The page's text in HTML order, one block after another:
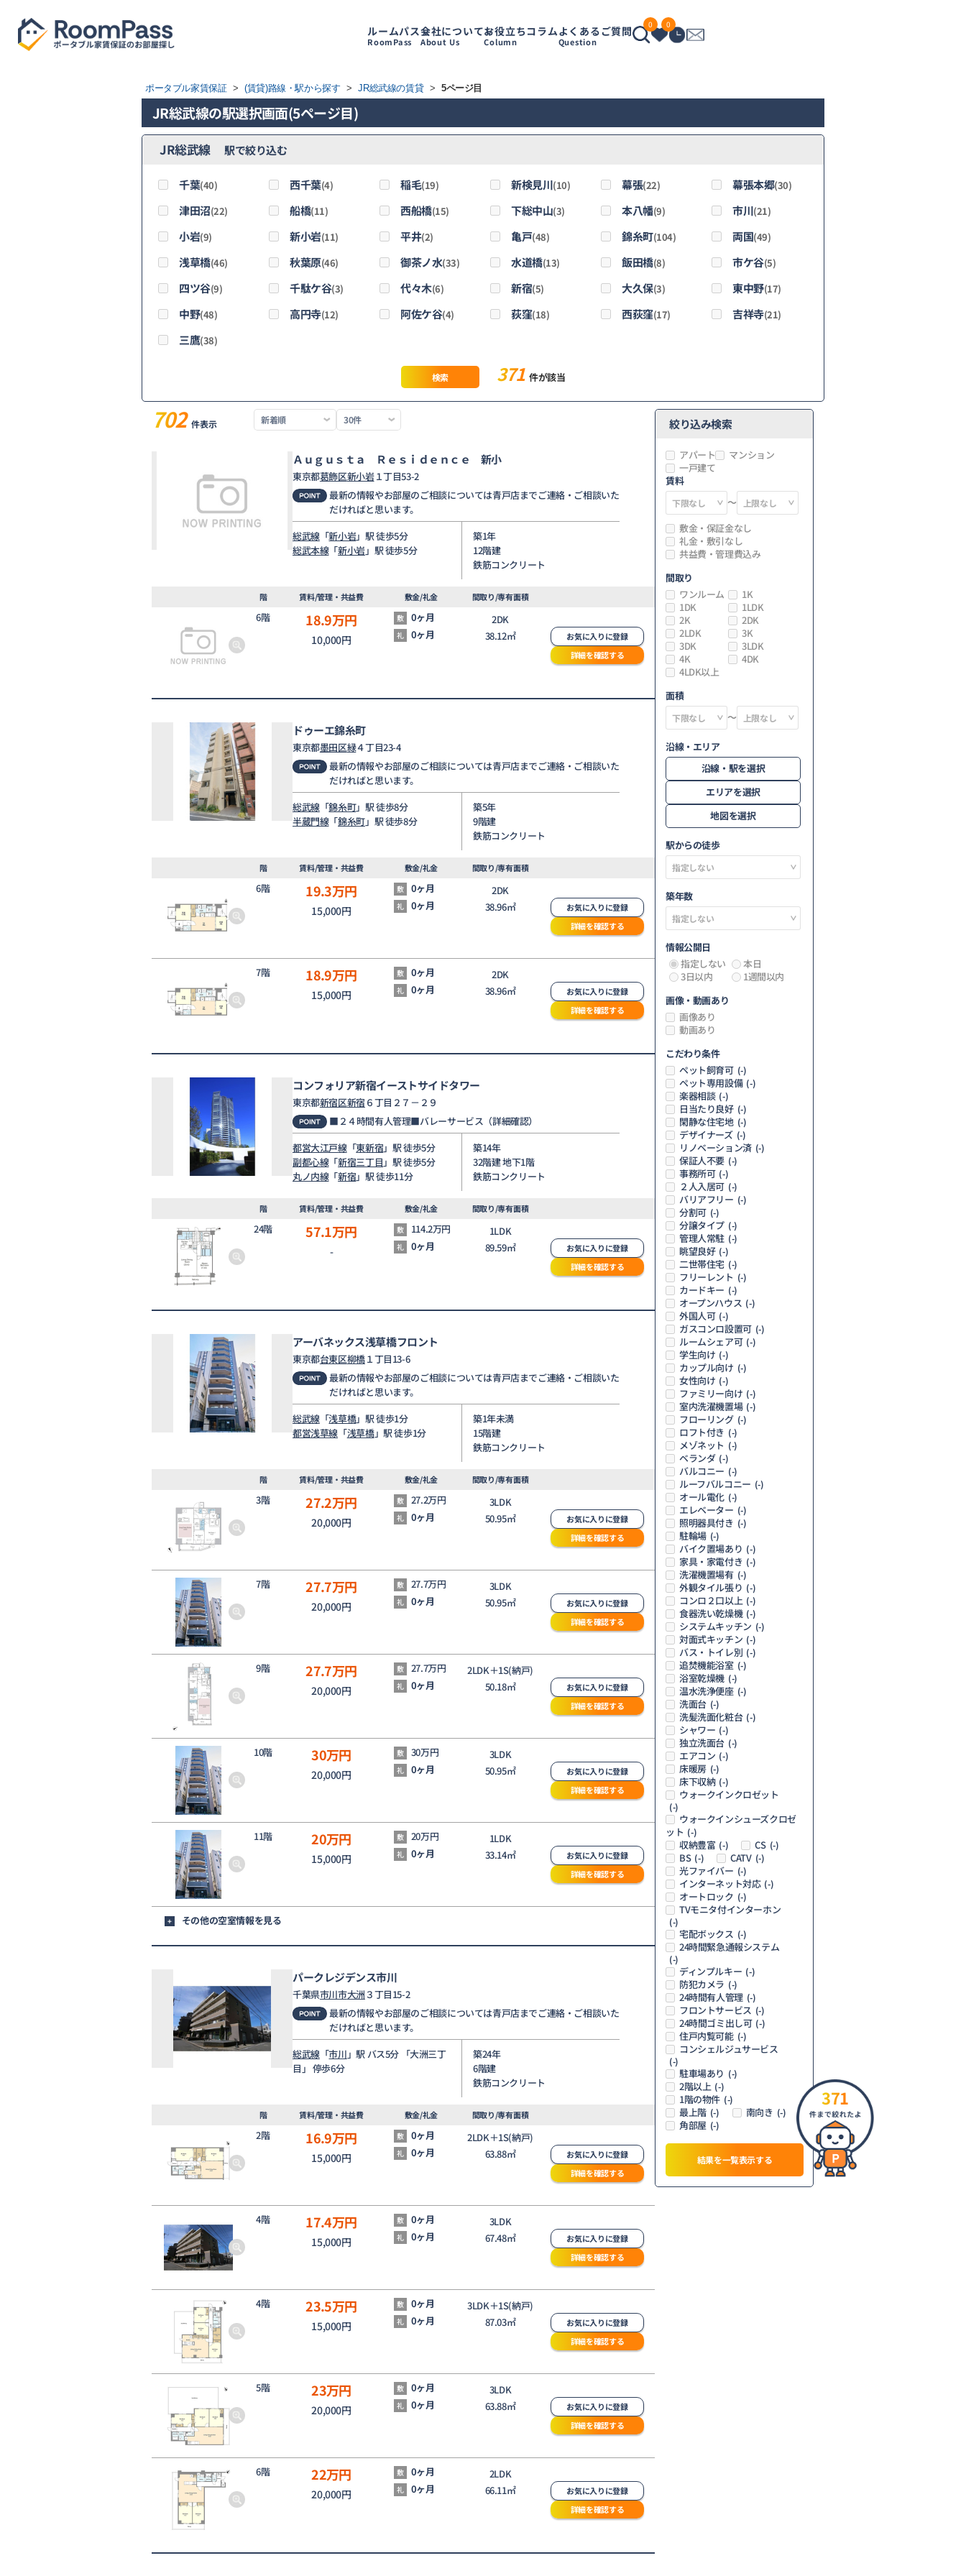
ルームパス
RoomPass
会社について
About Us
お役立ちコラム
Column
よくあるご質問
Question
0 0
ポータブル家賃保証 > (賃貸)路線・駅から探す > JR総武線の賃貸 > 5ページ目
JR総武線の駅選択画面(5ページ目)
JR総武線 駅で絞り込む
千葉(40) 西千葉(4) 稲毛(19) 新検見川(10) 幕張(22) 幕張本郷(30)
津田沼(22) 船橋(11) 西船橋(15) 下総中山(3) 本八幡(9) 市川(21)
小岩(9) 新小岩(11) 平井(2) 亀戸(48) 錦糸町(104) 両国(49)
浅草橋(46) 秋葉原(46) 御茶ノ水(33) 水道橋(13) 飯田橋(8) 市ケ谷(5)
四ツ谷(9) 千駄ケ谷(3) 代々木(6) 新宿(5) 大久保(3) 東中野(17)
中野(48) 高円寺(12) 阿佐ケ谷(4) 荻窪(18) 西荻窪(17) 吉祥寺(21)
三鷹(38)
検索 371 件が該当
702 件表示
Ａｕｇｕｓｔａ Ｒｅｓｉｄｅｎｃｅ 新小
東京都葛飾区新小岩１丁目53-2
最新の情報やお部屋のご相談については青戸店までご連絡・ご相談いた
だければと思います。
総武線「新小岩」駅 徒歩5分
総武本線「新小岩」駅 徒歩5分
築1年
12階建
鉄筋コンクリート
階 賃料/管理・共益費 敷金/礼金 間取り/専有面積
6階 18.9万円
10,000円
敷 0ヶ月
礼 0ヶ月
2DK
38.12㎡
お気に入りに登録
詳細を確認する
ドゥーエ錦糸町
東京都墨田区緑４丁目23-4
最新の情報やお部屋のご相談については青戸店までご連絡・ご相談いた
だければと思います。
総武線「錦糸町」駅 徒歩8分
半蔵門線「錦糸町」駅 徒歩8分
築5年
9階建
鉄筋コンクリート
階 賃料/管理・共益費 敷金/礼金 間取り/専有面積
6階 19.3万円
15,000円
敷 0ヶ月
礼 0ヶ月
2DK
38.96㎡
お気に入りに登録
詳細を確認する
7階 18.9万円
15,000円
敷 0ヶ月
礼 0ヶ月
2DK
38.96㎡
お気に入りに登録
詳細を確認する
コンフォリア新宿イーストサイドタワー
東京都新宿区新宿 ６丁目２７－２９
■２４時間有人管理■バレーサービス（詳細確認）
都営大江戸線「東新宿」駅 徒歩5分
副都心線「新宿三丁目 」駅 徒歩5分
丸ノ内線「新宿」駅 徒歩11分
築14年
32階建 地下1階
鉄筋コンクリート
階 賃料/管理・共益費 敷金/礼金 間取り/専有面積
24階 57.1万円
-
敷 114.2万円
礼 0ヶ月
1LDK
89.59㎡
お気に入りに登録
詳細を確認する
アーバネックス浅草橋フロント
東京都台東区柳橋１丁目13-6
最新の情報やお部屋のご相談については青戸店までご連絡・ご相談いた
だければと思います。
総武線「浅草橋」駅 徒歩1分
都営浅草線 「浅草橋」駅 徒歩1分
築1年未満
15階建
鉄筋コンクリート
階 賃料/管理・共益費 敷金/礼金 間取り/専有面積
3階 27.2万円
20,000円
敷 27.2万円
礼 0ヶ月
3LDK
50.95㎡
お気に入りに登録
詳細を確認する
7階 27.7万円
20,000円
敷 27.7万円
礼 0ヶ月
3LDK
50.95㎡
お気に入りに登録
詳細を確認する
9階 27.7万円
20,000円
敷 27.7万円
礼 0ヶ月
2LDK＋1S(納戸)
50.18㎡
お気に入りに登録
詳細を確認する
10階 30万円
20,000円
敷 30万円
礼 0ヶ月
3LDK
50.95㎡
お気に入りに登録
詳細を確認する
11階 20万円
15,000円
敷 20万円
礼 0ヶ月
1LDK
33.14㎡
お気に入りに登録
詳細を確認する
+ その他の空室情報を見る
パークレジデンス市川
千葉県市川市大洲 ３丁目15-2
最新の情報やお部屋のご相談については青戸店までご連絡・ご相談いた
だければと思います。
総武線「市川 」駅 バス5分 「大洲三丁
目」 停歩6分
築24年
6階建
鉄筋コンクリート
階 賃料/管理・共益費 敷金/礼金 間取り/専有面積
2階 16.9万円
15,000円
敷 0ヶ月
礼 0ヶ月
2LDK＋1S(納戸)
63.88㎡
お気に入りに登録
詳細を確認する
4階 17.4万円
15,000円
敷 0ヶ月
礼 0ヶ月
3LDK
67.48㎡
お気に入りに登録
詳細を確認する
4階 23.5万円
15,000円
敷 0ヶ月
礼 0ヶ月
3LDK＋1S(納戸)
87.03㎡
お気に入りに登録
詳細を確認する
5階 23万円
20,000円
敷 0ヶ月
礼 0ヶ月
3LDK
63.88㎡
お気に入りに登録
詳細を確認する
6階 22万円
20,000円
敷 0ヶ月
礼 0ヶ月
2LDK
66.11㎡
お気に入りに登録
詳細を確認する
絞り込み検索
アパート
マンション
一戸建て
賃料
～
敷金・保証金なし
礼金・敷引なし
共益費・管理費込み
間取り
ワンルーム
1K
1DK
1LDK
2K
2DK
2LDK
3K
3DK
3LDK
4K
4DK
4LDK以上
面積
～
沿線・エリア
沿線・駅を選択
エリアを選択
地図を選択
駅からの徒歩
築年数
情報公開日
指定しない
本日
3日以内
1週間以内
画像・動画あり
画像あり
動画あり
こだわり条件
ペット飼育可 (-)
ペット専用設備 (-)
楽器相談 (-)
日当たり良好 (-)
閑静な住宅地 (-)
デザイナーズ (-)
リノベーション済 (-)
保証人不要 (-)
事務所可 (-)
２人入居可 (-)
バリアフリー (-)
分割可 (-)
分譲タイプ (-)
管理人常駐 (-)
眺望良好 (-)
二世帯住宅 (-)
フリーレント (-)
カードキー (-)
オープンハウス (-)
外国人可 (-)
ガスコンロ設置可 (-)
ルームシェア可 (-)
学生向け (-)
カップル向け (-)
女性向け (-)
ファミリー向け (-)
室内洗濯機置場 (-)
フローリング (-)
ロフト付き (-)
メゾネット (-)
ベランダ (-)
バルコニー (-)
ルーフバルコニー (-)
オール電化 (-)
エレベーター (-)
照明器具付き (-)
駐輪場 (-)
バイク置場あり (-)
家具・家電付き (-)
洗濯機置場有 (-)
外観タイル張り (-)
コンロ２口以上 (-)
食器洗い乾燥機 (-)
システムキッチン (-)
対面式キッチン (-)
バス・トイレ別 (-)
追焚機能浴室 (-)
浴室乾燥機 (-)
温水洗浄便座 (-)
洗面台 (-)
洗髪洗面化粧台 (-)
シャワー (-)
独立洗面台 (-)
エアコン (-)
床暖房 (-)
床下収納 (-)
ウォークインクロゼット
(-)
ウォークインシューズクロゼ
ット (-)
収納豊富 (-) CS (-)
BS (-) CATV (-)
光ファイバー (-)
インターネット対応 (-)
オートロック (-)
TVモニタ付インターホン
(-)
宅配ボックス (-)
24時間緊急通報システム
(-)
ディンプルキー (-)
防犯カメラ (-)
24時間有人管理 (-)
フロントサービス (-)
24時間ゴミ出し可 (-)
住戸内覧可能 (-)
コンシェルジュサービス
(-)
駐車場あり (-)
2階以上 (-)
1階の物件 (-)
最上階 (-) 南向き (-)
角部屋 (-)
結果を一覧表示する
371